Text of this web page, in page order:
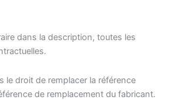
dans la description, toutes les
le droit de remplacer la référence
de remplacement du fabricant.